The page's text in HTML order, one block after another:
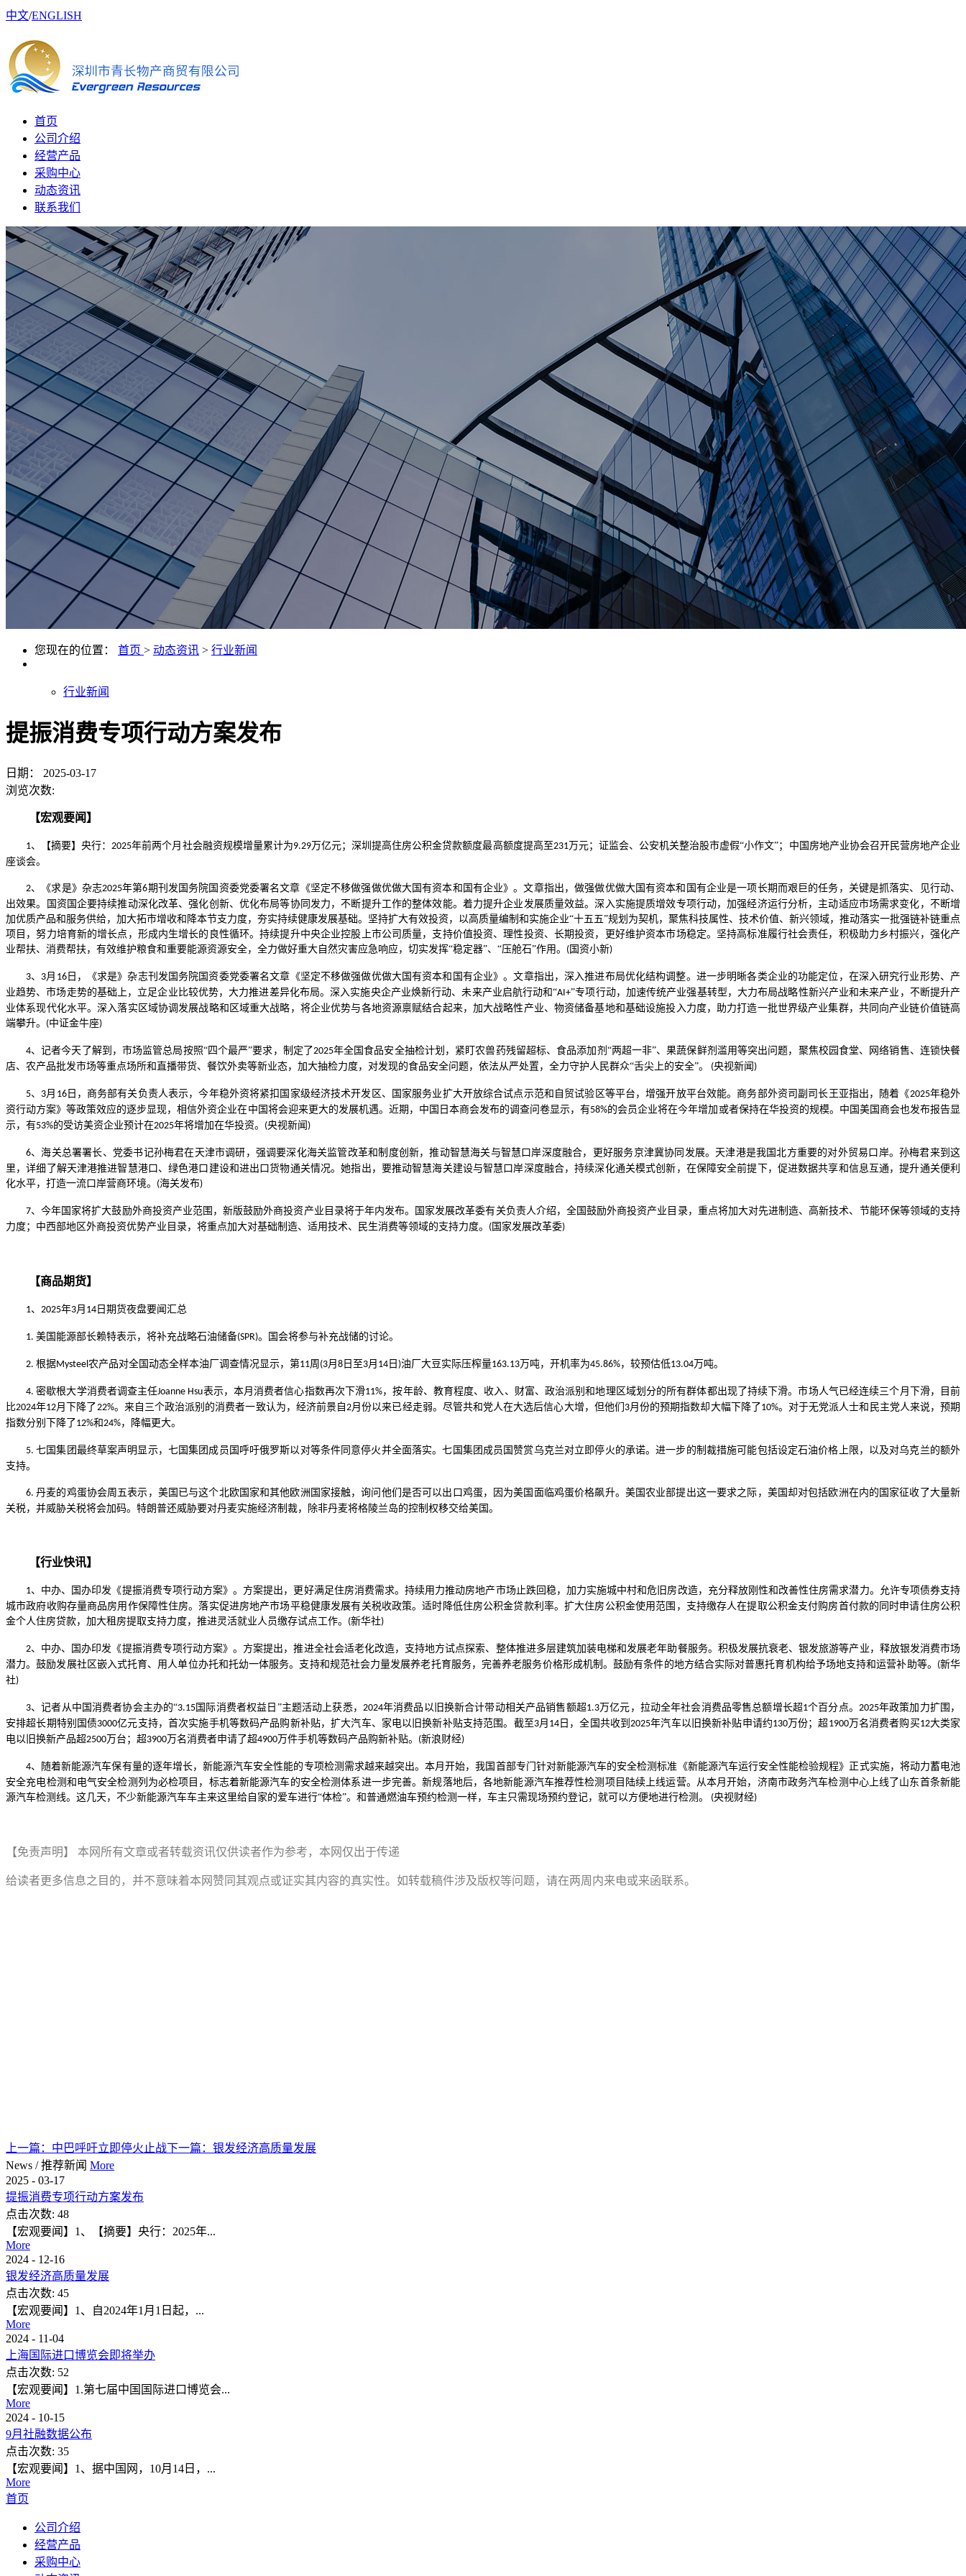
中文/ENGLISH
首页
公司介绍
经营产品
采购中心
动态资讯
联系我们
您现在的位置： 首页 > 动态资讯 > 行业新闻
行业新闻
提振消费专项行动方案发布
日期：
2025-03-17
浏览次数:
【宏观要闻】
1、【摘要】央行： 2025年前两个月社会融资规模增量累计为9.29万亿元；深圳提高住房公积金贷款额度最高额度提高至231 万元；证监会、公安机关整治股市虚假“小作文”；中国房地产业协会召开民营房地产企业
座谈会。
2、《求是》杂志2025年第6期刊发国务院国资委党委署名文章《坚定不移做强做优做大国有资本和国有企业》。文章指出，做强做优做大国有资本和国有企业是一项长期而艰巨的任务，关键是抓落实、见行动、
出效果。国资国企要持续推动深化改革、强化创新、优化布局等协同发力，不断提升工作的整体效能。着力提升企业发展质量效益。深入实施提质增效专项行动，加强经济运行分析，主动适应市场需求变化，不断增
加优质产品和服务供给，加大拓市增收和降本节支力度，夯实持续健康发展基础。坚持扩大有效投资，以高质量编制和实施企业“十五五”规划为契机，聚焦科技属性、技术价值、新兴领域，推动落实一批强链补链重点
项目，努力培育新的增长点，形成内生增长的良性循环。持续提升中央企业控股上市公司质量，支持价值投资、理性投资、长期投资，更好维护资本市场稳定。坚持高标准履行社会责任，积极助力乡村振兴，强化产
业帮扶、消费帮扶，有效维护粮食和重要能源资源安全，全力做好重大自然灾害应急响应，切实发挥“稳定器”、“压舱石”作用。 ( 国资小新)
3、 3月 16日，《求是》杂志刊发国务院国资委党委署名文章《坚定不移做强做优做大国有资本和国有企业》。文章指出，深入推进布局优化结构调整。进一步明晰各类企业的功能定位，在深入研究行业形势、产
业趋势、市场走势的基础上，立足企业比较优势，大力推进差异化布局。深入实施央企产业焕新行动、未来产业启航行动和“AI+”专项行动，加速传统产业强基转型，大力布局战略性新兴产业和未来产业，不断提升产
业体系现代化水平。深入落实区域协调发展战略和区域重大战略，将企业优势与各地资源禀赋结合起来，加大战略性产业、物资储备基地和基础设施投入力度，助力打造一批世界级产业集群，共同向产业链价值链高
端攀升。 (中证金牛座)
4、记者今天了解到，市场监管总局按照“四个最严”要求，制定了2025年全国食品安全抽检计划，紧盯农兽药残留超标、食品添加剂“两超一非”、果蔬保鲜剂滥用等突出问题，聚焦校园食堂、网络销售、连锁快餐
店、农产品批发市场等重点场所和直播带货、餐饮外卖等新业态，加大抽检力度，对发现的食品安全问题，依法从严处置，全力守护人民群众“舌尖上的安全”。
(央视新闻 )
5、 3月 16日，商务部有关负责人表示，今年稳外资将紧扣国家级经济技术开发区、国家服务业扩大开放综合试点示范和自贸试验区等平台，增强开放平台效能。商务部外资司副司长王亚指出，随着《2025年稳外
资行动方案》等政策效应的逐步显现，相信外资企业在中国将会迎来更大的发展机遇。近期，中国日本商会发布的调查问卷显示，有58%的会员企业将在今年增加或者保持在华投资的规模。中国美国商会也发布报告显
示，有53%的受访美资企业预计在2025年将增加在华投资。 (央视新闻 )
6、海关总署署长、党委书记孙梅君在天津市调研，强调要深化海关监管改革和制度创新，推动智慧海关与智慧口岸深度融合，更好服务京津冀协同发展。天津港是我国北方重要的对外贸易口岸。孙梅君来到这
里，详细了解天津港推进智慧港口、绿色港口建设和进出口货物通关情况。她指出，要推动智慧海关建设与智慧口岸深度融合，持续深化通关模式创新，在保障安全前提下，促进数据共享和信息互通，提升通关便利
化水平，打造一流口岸营商环境。 (海关发布)
7、今年国家将扩大鼓励外商投资产业范围，新版鼓励外商投资产业目录将于年内发布。国家发展改革委有关负责人介绍，全国鼓励外商投资产业目录，重点将加大对先进制造、高新技术、节能环保等领域的支持
力度；中西部地区外商投资优势产业目录，将重点加大对基础制造、适用技术、民生消费等领域的支持力度。 ( 国家发展改革委)
【商品期货】
1、 2025年3月 14 日期货夜盘要闻汇总
1. 美国能源部长赖特表示，将补充战略石油储备(SPR)。国会将参与补充战储的讨论。
2. 根据Mysteel 农产品对全国动态全样本油厂调查情况显示，第11周 (3月 8 日至3月 14 日 )油厂大豆实际压榨量163.13 万吨，开机率为45.86%，较预估低13.04 万吨。
4.密歇根大学消费者调查主任Joanne Hsu表示，本月消费者信心指数再次下滑11%，按年龄、教育程度、收入、财富、政治派别和地理区域划分的所有群体都出现了持续下滑。市场人气已经连续三个月下滑，目前
比2024年12月下降了22%。来自三个政治派别的消费者一致认为，经济前景自 2月份以来已经走弱。尽管共和党人在大选后信心大增，但他们 3月份的预期指数却大幅下降了10%。对于无党派人士和民主党人来说，预期
指数分别下降了12%和24%，降幅更大。
5.七国集团最终草案声明显示，七国集团成员国呼吁俄罗斯以对等条件同意停火并全面落实。七国集团成员国赞赏乌克兰对立即停火的承诺。进一步的制裁措施可能包括设定石油价格上限，以及对乌克兰的额外
支持。
6.丹麦的鸡蛋协会周五表示，美国已与这个北欧国家和其他欧洲国家接触，询问他们是否可以出口鸡蛋，因为美国面临鸡蛋价格飙升。美国农业部提出这一要求之际，美国却对包括欧洲在内的国家征收了大量新
关税，并威胁关税将会加码。特朗普还威胁要对丹麦实施经济制裁，除非丹麦将格陵兰岛的控制权移交给美国。
【行业快讯】
1、中办、国办印发《提振消费专项行动方案》。方案提出，更好满足住房消费需求。持续用力推动房地产市场止跌回稳，加力实施城中村和危旧房改造，充分释放刚性和改善性住房需求潜力。允许专项债券支持
城市政府收购存量商品房用作保障性住房。落实促进房地产市场平稳健康发展有关税收政策。适时降低住房公积金贷款利率。扩大住房公积金使用范围，支持缴存人在提取公积金支付购房首付款的同时申请住房公积
金个人住房贷款，加大租房提取支持力度，推进灵活就业人员缴存试点工作。 (新华社)
2、中办、国办印发《提振消费专项行动方案》。方案提出，推进全社会适老化改造，支持地方试点探索、整体推进多层建筑加装电梯和发展老年助餐服务。积极发展抗衰老、银发旅游等产业，释放银发消费市场
潜力。鼓励发展社区嵌入式托育、用人单位办托和托幼一体服务。支持和规范社会力量发展养老托育服务，完善养老服务价格形成机制。鼓励有条件的地方结合实际对普惠托育机构给予场地支持和运营补助等。 (新华
社)
3、记者从中国消费者协会主办的“3.15 国际消费者权益日”主题活动上获悉， 2024年消费品以旧换新合计带动相关产品销售额超1.3万亿元，拉动全年社会消费品零售总额增长超1个百分点。 2025年政策加力扩围，
安排超长期特别国债3000亿元支持，首次实施手机等数码产品购新补贴，扩大汽车、家电以旧换新补贴支持范围。截至3月 14 日，全国共收到 2025年汽车以旧换新补贴申请约130万份；超 1900万名消费者购买12大类家
电以旧换新产品超2500 万台；超3900 万名消费者申请了超4900 万件手机等数码产品购新补贴。 (新浪财经)
4、随着新能源汽车保有量的逐年增长，新能源汽车安全性能的专项检测需求越来越突出。本月开始，我国首部专门针对新能源汽车的安全检测标准《新能源汽车运行安全性能检验规程》正式实施，将动力蓄电池
安全充电检测和电气安全检测列为必检项目，标志着新能源汽车的安全检测体系进一步完善。新规落地后，各地新能源汽车推荐性检测项目陆续上线运营。从本月开始，济南市政务汽车检测中心上线了山东首条新能
源汽车检测线。这几天，不少新能源汽车车主来这里给自家的爱车进行“体检”。和普通燃油车预约检测一样，车主只需现场预约登记，就可以方便地进行检测。
(央视财经)
【免责声明】 本网所有文章或者转载资讯仅供读者作为参考，本网仅出于传递
给读者更多信息之目的，并不意味着本网赞同其观点或证实其内容的真实性。如转载稿件涉及版权等问题，请在两周内来电或来函联系。
上一篇： 中巴呼吁立即停火止战下一篇： 银发经济高质量发展
News / 推荐新闻 More
2025 - 03-17
提振消费专项行动方案发布
点击次数: 48
【宏观要闻】1、【摘要】央行：2025年...
More
2024 - 12-16
银发经济高质量发展
点击次数: 45
【宏观要闻】1、自2024年1月1日起，...
More
2024 - 11-04
上海国际进口博览会即将举办
点击次数: 52
【宏观要闻】1.第七届中国国际进口博览会...
More
2024 - 10-15
9月社融数据公布
点击次数: 35
【宏观要闻】1、据中国网，10月14日，...
More
首页
公司介绍
经营产品
采购中心